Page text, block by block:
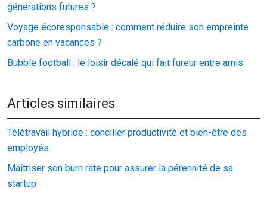
générations futures ?
Voyage écoresponsable : comment réduire son empreinte
carbone en vacances ?
Bubble football : le loisir décalé qui fait fureur entre amis
Articles similaires
Télétravail hybride : concilier productivité et bien-être des
employés
Maîtriser son burn rate pour assurer la pérennité de sa
startup